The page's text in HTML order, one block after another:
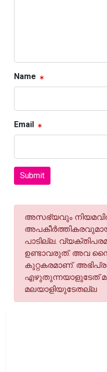
Name
Email
Submit
അസഭ്യവും
പാടില്ല.
ഉണ്ടാവരുത്. അവ
കുറ്റകരമാണ്.
എഴുതുന്നയാളുടേത്
മലയാളിയുടേതല്ല